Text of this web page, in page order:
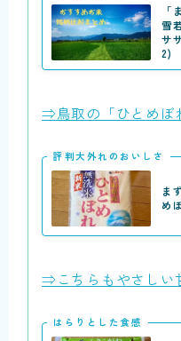
「
雪
サ
2)
⇒鳥取の「ひとめぼ
評判大外れのおいしさ
ま
め
⇒こちらもやさしい
はらりとした食感